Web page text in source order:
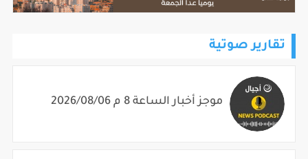
تقارير صوتية
موجز أخبار الساعة 8 م 2026/08/06